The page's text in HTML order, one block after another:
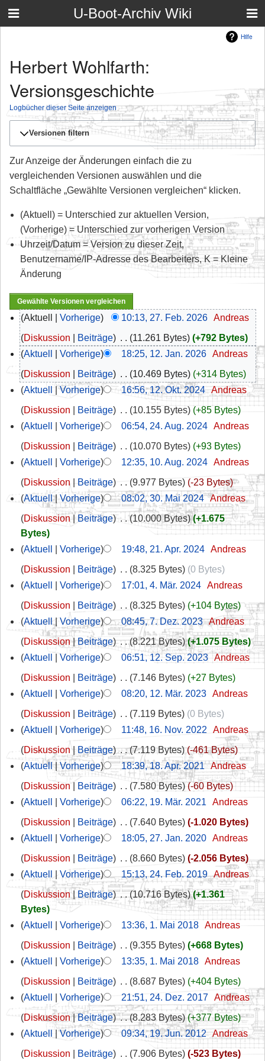
U-Boot-Archiv Wiki
Hilfe
Herbert Wohlfarth:
Versionsgeschichte
Logbücher dieser Seite anzeigen
Versionen filtern
Zur Anzeige der Änderungen einfach die zu
vergleichenden Versionen auswählen und die
Schaltfläche „Gewählte Versionen vergleichen“ klicken.
(Aktuell) = Unterschied zur aktuellen Version,
(Vorherige) = Unterschied zur vorherigen Version
Uhrzeit/Datum = Version zu dieser Zeit,
Benutzername/IP-Adresse des Bearbeiters, K = Kleine
Änderung
Aktuell Vorherige 10:13, 27. Feb. 2026‎ Andreas
Diskussion
Beiträge 11.261 Bytes
+792 Bytes
Aktuell
Vorherige 18:25, 12. Jan. 2026‎ Andreas
Diskussion
Beiträge 10.469 Bytes
+314 Bytes
Aktuell
Vorherige 16:56, 12. Okt. 2024‎ Andreas
Diskussion
Beiträge 10.155 Bytes
+85 Bytes
Aktuell
Vorherige 06:54, 24. Aug. 2024‎ Andreas
Diskussion
Beiträge 10.070 Bytes
+93 Bytes
Aktuell
Vorherige 12:35, 10. Aug. 2024‎ Andreas
Diskussion
Beiträge 9.977 Bytes
-23 Bytes
Aktuell
Vorherige 08:02, 30. Mai 2024‎ Andreas
Diskussion
Beiträge ‎ 10.000 Bytes
+1.675
Bytes
Aktuell
Vorherige 19:48, 21. Apr. 2024‎ Andreas
Diskussion
Beiträge 8.325 Bytes
0 Bytes
Aktuell
Vorherige 17:01, 4. Mär. 2024‎ Andreas
Diskussion
Beiträge 8.325 Bytes
+104 Bytes
Aktuell
Vorherige 08:45, 7. Dez. 2023‎ Andreas
Diskussion
Beiträge ‎ 8.221 Bytes
+1.075 Bytes
Aktuell
Vorherige 06:51, 12. Sep. 2023‎ Andreas
Diskussion
Beiträge 7.146 Bytes
+27 Bytes
Aktuell
Vorherige 08:20, 12. Mär. 2023‎ Andreas
Diskussion
Beiträge 7.119 Bytes
0 Bytes
Aktuell
Vorherige 11:48, 16. Nov. 2022
Andreas
Diskussion
Beiträge ‎ 7.119 Bytes
-461 Bytes
Aktuell
Vorherige 18:39, 18. Apr. 2021‎ Andreas
Diskussion
Beiträge 7.580 Bytes
-60 Bytes
Aktuell
Vorherige 06:22, 19. Mär. 2021
Andreas
Diskussion
Beiträge 7.640 Bytes
-1.020 Bytes
Aktuell
Vorherige 18:05, 27. Jan. 2020‎ Andreas
Diskussion
Beiträge 8.660 Bytes
-2.056 Bytes
Aktuell
Vorherige 15:13, 24. Feb. 2019‎ Andreas
Diskussion
Beiträge ‎ 10.716 Bytes
+1.361
Bytes
Aktuell
Vorherige 13:36, 1. Mai 2018‎ Andreas
Diskussion
Beiträge 9.355 Bytes
+668 Bytes
Aktuell
Vorherige 13:35, 1. Mai 2018‎ Andreas
Diskussion
Beiträge 8.687 Bytes
+404 Bytes
Aktuell
Vorherige 21:51, 24. Dez. 2017‎ Andreas
Diskussion
Beiträge ‎ 8.283 Bytes
+377 Bytes
Aktuell
Vorherige 09:34, 19. Jun. 2012‎ Andreas
Diskussion
Beiträge 7.906 Bytes -523 Bytes